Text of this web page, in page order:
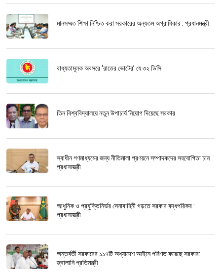
মানসম্মত শিক্ষা নিশ্চিত করা সরকারের অন্যতম অগ্রাধিকার : প্রধানমন্ত্রী
বাধ্যতামূলক অবসরে ‘রাতের ভোটের’ যে ৩২ ডিসি
তিন বিশ্ববিদ্যালয়ে নতুন উপাচার্য নিয়োগ দিয়েছে সরকার
স্বাধীন গণমাধ্যমের জন্য নীতিমালা প্রণয়নে সম্পাদকদের সহযোগিতা চান
প্রধানমন্ত্রী
আধুনিক ও প্রযুক্তিনির্ভর সেনাবাহিনী গড়তে সরকার বদ্ধপরিকর :
প্রধানমন্ত্রী
অন্তর্বর্তী সরকারের ১১৭টি অধ্যাদেশ আইনে পরিণত করেছে সরকার:
জ্বালানি প্রতিমন্ত্রী